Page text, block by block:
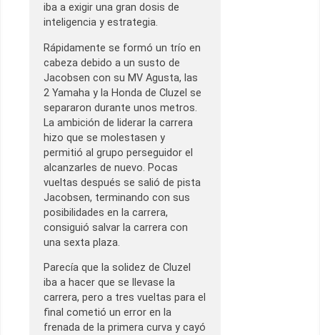
iba a exigir una gran dosis de
inteligencia y estrategia.
Rápidamente se formó un trío en
cabeza debido a un susto de
Jacobsen con su MV Agusta, las
2 Yamaha y la Honda de Cluzel se
separaron durante unos metros.
La ambición de liderar la carrera
hizo que se molestasen y
permitió al grupo perseguidor el
alcanzarles de nuevo. Pocas
vueltas después se salió de pista
Jacobsen, terminando con sus
posibilidades en la carrera,
consiguió salvar la carrera con
una sexta plaza.
Parecía que la solidez de Cluzel
iba a hacer que se llevase la
carrera, pero a tres vueltas para el
final cometió un error en la
frenada de la primera curva y cayó